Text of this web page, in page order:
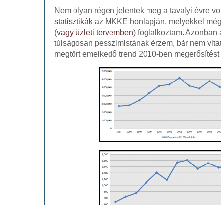
Nem olyan régen jelentek meg a tavalyi évre
statisztikák az MKKE honlapján, melyekkel
(vagy üzleti tervemben) foglalkoztam. Azonban
túlságosan pesszimistának érzem, bár nem
megtört emelkedő trend 2010-ben megerősítést